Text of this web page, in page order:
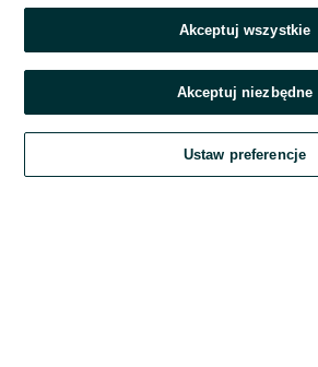
Zaloguj się
Kontynuując za pośrednictwem jednego z
OLX.pl w jego
Akceptuj wszystkie
Akceptuj niezbędne
Ustaw preferencje